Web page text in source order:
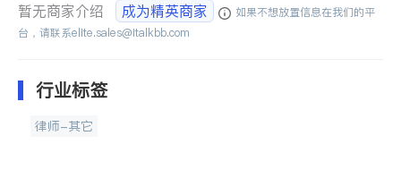
暂无商家介绍 成为精英商家
如果不想放置信息在我们的平
台，请联系elite.sales@italkbb.com
行业标签
律师-其它